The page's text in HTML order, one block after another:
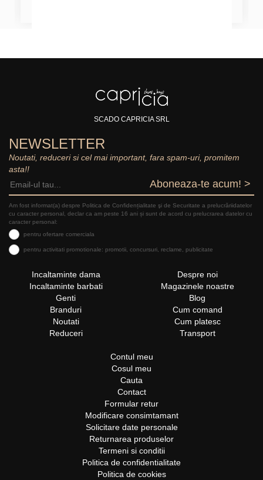
SCADO CAPRICIA SRL
NEWSLETTER
Noutati, reduceri si cel mai important, fara spam-uri, promitem
asta!!
Aboneaza-te acum! >
Am fost informat(a) despre Politica de Confidențialitate şi de Securitate a prelucrăriidatelor
cu caracter personal, declar ca am peste 16 ani și sunt de acord cu prelucrarea datelor cu
caracter personal:
pentru ofertare comerciala
pentru activitati promotionale: promotii, concursuri, reclame, publicitate
Incaltaminte dama
Incaltaminte barbati
Genti
Branduri
Noutati
Reduceri
Despre noi
Magazinele noastre
Blog
Cum comand
Cum platesc
Transport
Contul meu
Cosul meu
Cauta
Contact
Formular retur
Modificare consimtamant
Solicitare date personale
Returnarea produselor
Termeni si conditii
Politica de confidentialitate
Politica de cookies